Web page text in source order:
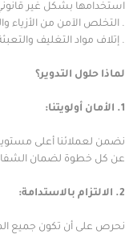
بشكل غير قانوني
من الأزياء
التغليف والتعبئة مثل
التدوير؟
أعلى مستويات الأمان
لضمان الشفافية
تكون جميع المواد